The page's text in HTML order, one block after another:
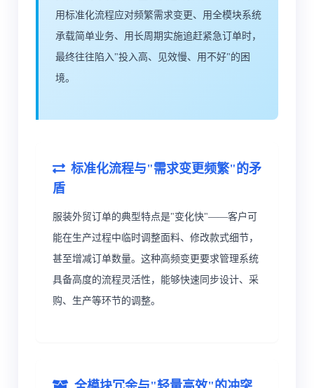
用标准化流程应对频繁需求变更、用全模块系统
承载简单业务、用长周期实施追赶紧急订单时，
最终往往陷入"投入高、见效慢、用不好"的困
境。
标准化流程与"需求变更频繁"的矛
盾
服装外贸订单的典型特点是"变化快"——客户可
能在生产过程中临时调整面料、修改款式细节，
甚至增减订单数量。这种高频变更要求管理系统
具备高度的流程灵活性，能够快速同步设计、采
购、生产等环节的调整。